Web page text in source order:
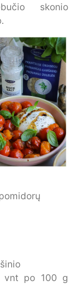
skonio
po 100 g